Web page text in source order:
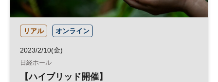
リアル オンライン
2023/2/10(金)
日経ホール
【ハイブリッド開催】